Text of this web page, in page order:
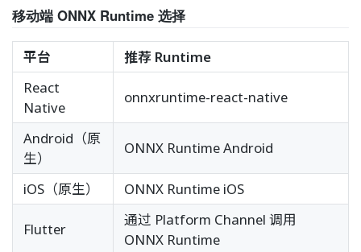
移动端 ONNX Runtime 选择
平台
推荐 Runtime
React
Native
onnxruntime-react-native
Android（原
生）
ONNX Runtime Android
iOS（原生） ONNX Runtime iOS
Flutter
通过 Platform Channel 调用
ONNX Runtime